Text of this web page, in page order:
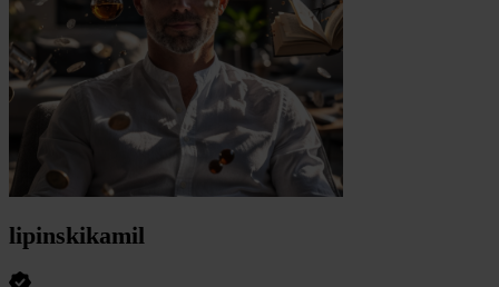
lipinskikamil